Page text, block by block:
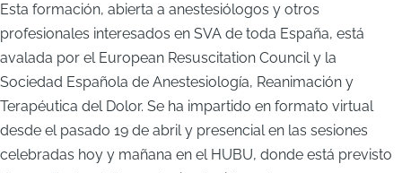
Esta formación, abierta a anestesiólogos y otros
profesionales interesados en SVA de toda España, está
avalada por el European Resuscitation Council y la
Sociedad Española de Anestesiología, Reanimación y
Terapéutica del Dolor. Se ha impartido en formato virtual
desde el pasado 19 de abril y presencial en las sesiones
celebradas hoy y mañana en el HUBU, donde está previsto